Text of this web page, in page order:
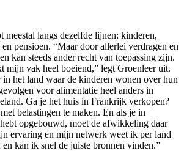
meestal langs dezelfde lijnen: kinderen,
pensioen. “Maar door allerlei verdragen en
kan steeds ander recht van toepassing zijn.
mijn vak heel boeiend,” legt Groenleer uit.
in het land waar de kinderen wonen over hun
voor alimentatie heel anders in
Ga je het huis in Frankrijk verkopen?
belastingen te maken. En als je in
opgebouwd, moet de afwikkeling daar
ervaring en mijn netwerk weet ik per land
kan ik snel de juiste bronnen vinden.”